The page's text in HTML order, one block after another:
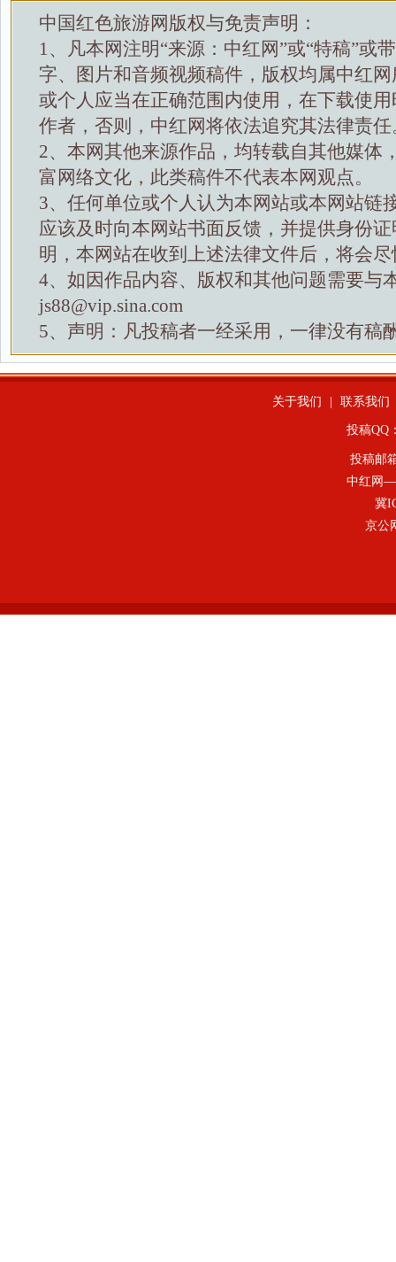
中国红色旅游网版权与免责声明：
1、凡本网注明“来源：中红网”或“特稿”或
字、图片和音频视频稿件，版权均属中红
或个人应当在正确范围内使用，在下载使
作者，否则，中红网将依法追究其法律责任
2、本网其他来源作品，均转载自其他媒体
富网络文化，此类稿件不代表本网观点。
3、任何单位或个人认为本网站或本网站链
应该及时向本网站书面反馈，并提供身份
明，本网站在收到上述法律文件后，将会
4、如因作品内容、版权和其他问题需要与
js88@vip.sina.com
5、声明：凡投稿者一经采用，一律没有稿
关于我们 联系我们
投稿QQ
投稿邮
中红网—
冀
京公